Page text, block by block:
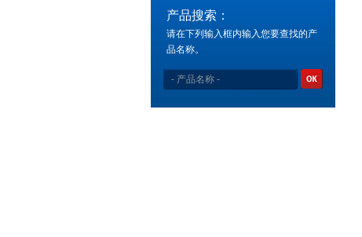
产品搜索：
请在下列输入框内输入您要查找的产
品名称。